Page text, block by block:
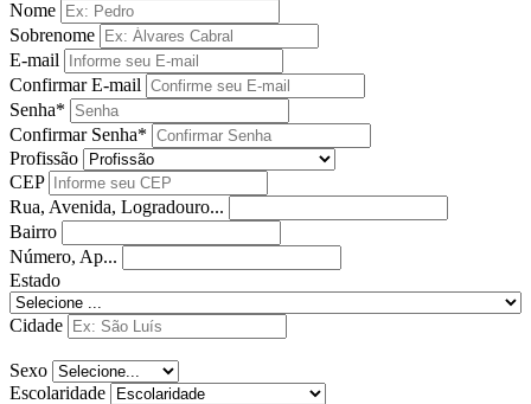
Nome
Sobrenome
E-mail
Confirmar E-mail
Senha*
Confirmar Senha*
Profissão
CEP
Rua, Avenida, Logradouro...
Bairro
Número, Ap...
Estado
Cidade
Sexo
Escolaridade